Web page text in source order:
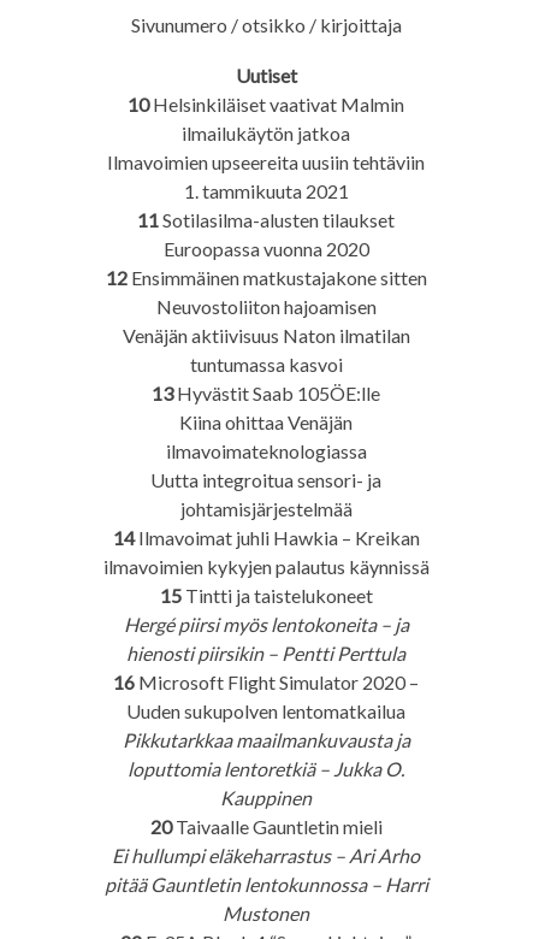
Sivunumero / otsikko / kirjoittaja
Uutiset
10Helsinkiläiset vaativat Malmin
ilmailukäytön jatkoa
Ilmavoimien upseereita uusiin tehtäviin
1. tammikuuta 2021
11Sotilasilma-alusten tilaukset
Euroopassa vuonna 2020
12Ensimmäinen matkustajakone sitten
Neuvostoliiton hajoamisen
Venäjän aktiivisuus Naton ilmatilan
tuntumassa kasvoi
13Hyvästit Saab 105ÖE:lle
Kiina ohittaa Venäjän
ilmavoimateknologiassa
Uutta integroitua sensori- ja
johtamisjärjestelmää
14Ilmavoimat juhli Hawkia – Kreikan
ilmavoimien kykyjen palautus käynnissä
15Tintti ja taistelukoneet
Hergé piirsi myös lentokoneita – ja
hienosti piirsikin – Pentti Perttula
16 Microsoft Flight Simulator 2020 –
Uuden sukupolven lentomatkailua
Pikkutarkkaa maailmankuvausta ja
loputtomia lentoretkiä – Jukka O.
Kauppinen
20Taivaalle Gauntletin mieli
Ei hullumpi eläkeharrastus – Ari Arho
pitää Gauntletin lentokunnossa – Harri
Mustonen